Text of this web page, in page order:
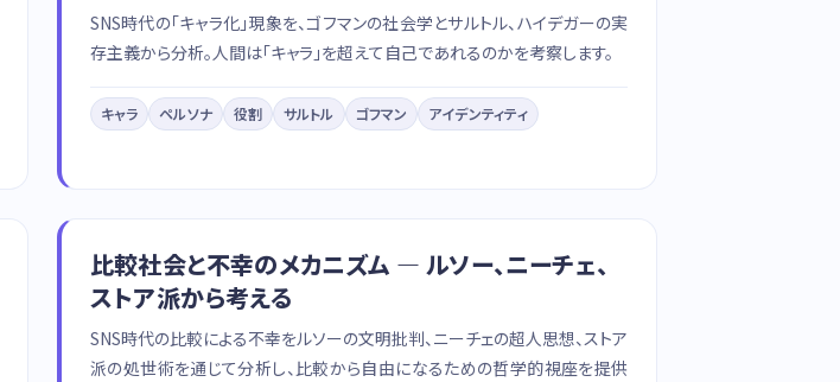
SNS時代の「キャラ化」現象を、ゴフマンの社会学とサルトル、ハイデガーの実
存主義から分析。人間は「キャラ」を超えて自己であれるのかを考察します。
キャラ ペルソナ 役割 サルトル ゴフマン アイデンティティ
比較社会と不幸のメカニズム — ルソー、ニーチェ、
ストア派から考える
SNS時代の比較による不幸をルソーの文明批判、ニーチェの超人思想、ストア
派の処世術を通じて分析し、比較から自由になるための哲学的視座を提供